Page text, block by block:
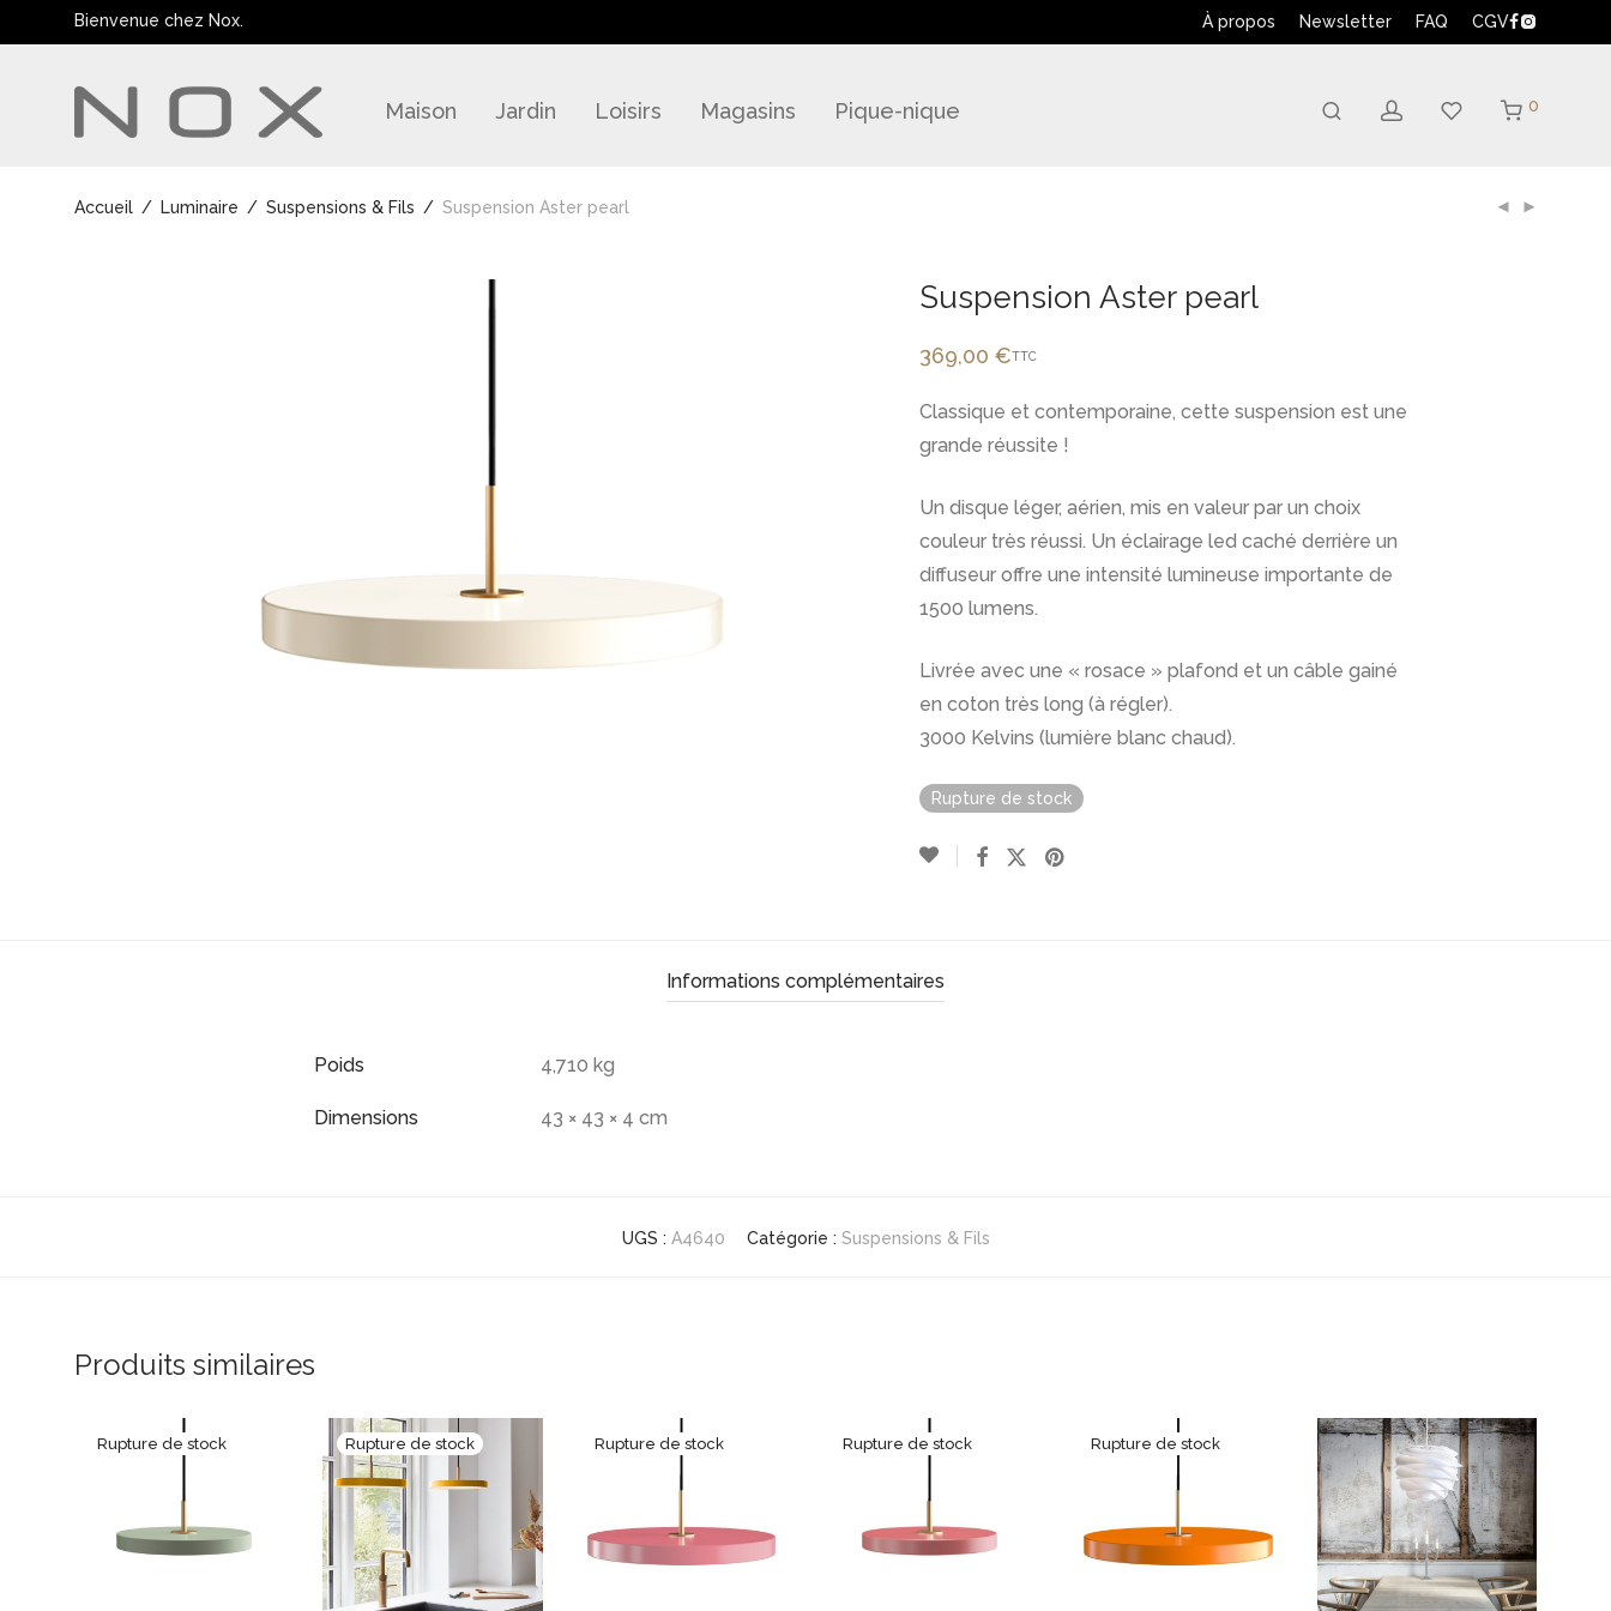
Bienvenue chez Nox. À propos Newsletter FAQ CGV
Maison Jardin Loisirs Magasins Pique-nique 0
Accueil / Luminaire / Suspensions & Fils / Suspension Aster pearl
Suspension Aster pearl
369,00 €TTC
Classique et contemporaine, cette suspension est une
grande réussite !
Un disque léger, aérien, mis en valeur par un choix
couleur très réussi. Un éclairage led caché derrière un
diffuseur offre une intensité lumineuse importante de
1500 lumens.
Livrée avec une « rosace » plafond et un câble gainé
en coton très long (à régler).
3000 Kelvins (lumière blanc chaud).
Rupture de stock
Informations complémentaires
Poids 4,710 kg
Dimensions 43 × 43 × 4 cm
UGS : A4640 Catégorie : Suspensions & Fils
Produits similaires